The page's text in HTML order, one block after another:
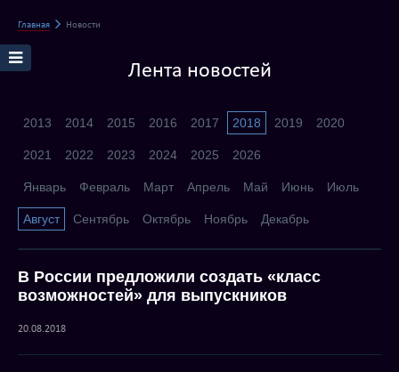
Главная Новости
Лента новостей
2013 2014 2015 2016 2017 2018 2019 2020
2021 2022 2023 2024 2025 2026
Январь Февраль Март Апрель Май Июнь Июль
Август Сентябрь Октябрь Ноябрь Декабрь
В России предложили создать «класс
возможностей» для выпускников
20.08.2018